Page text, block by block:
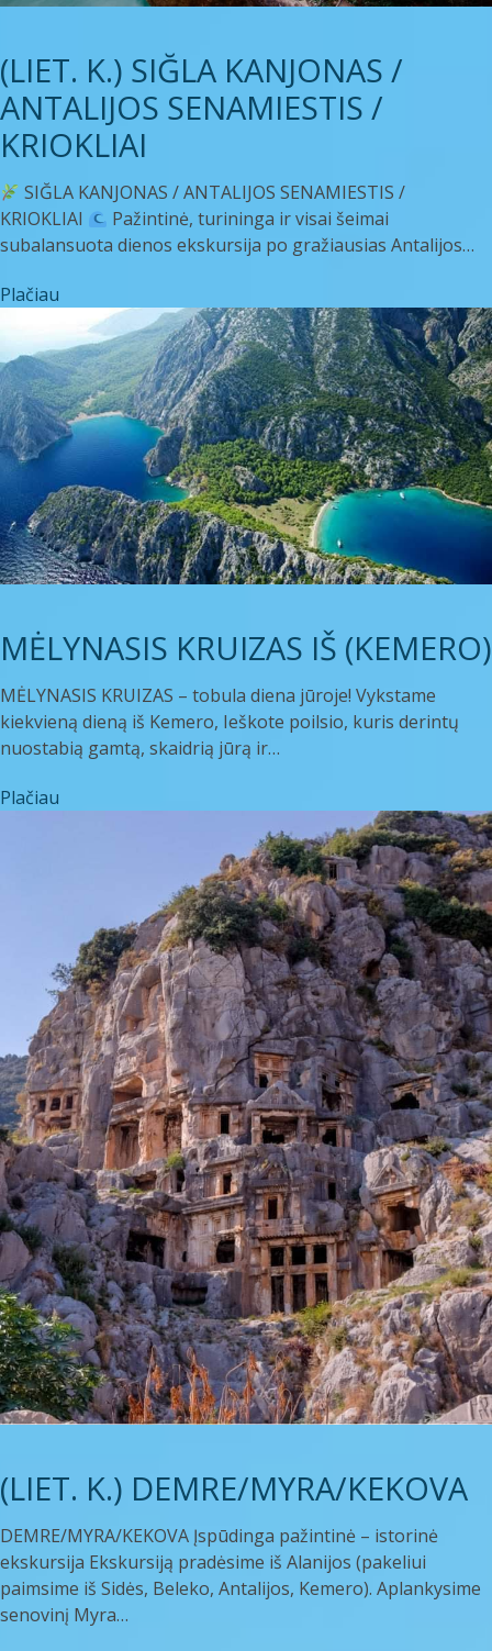
(LIET. K.) SIĞLA KANJONAS /
ANTALIJOS SENAMIESTIS /
KRIOKLIAI
SIĞLA KANJONAS / ANTALIJOS SENAMIESTIS /
KRIOKLIAI
Pažintinė, turininga ir visai šeimai
subalansuota dienos ekskursija po gražiausias Antalijos…
Plačiau
MĖLYNASIS KRUIZAS IŠ (KEMERO)
MĖLYNASIS KRUIZAS – tobula diena jūroje! Vykstame
kiekvieną dieną iš Kemero, Ieškote poilsio, kuris derintų
nuostabią gamtą, skaidrią jūrą ir…
Plačiau
(LIET. K.) DEMRE/MYRA/KEKOVA
DEMRE/MYRA/KEKOVA Įspūdinga pažintinė – istorinė
ekskursija Ekskursiją pradėsime iš Alanijos (pakeliui
paimsime iš Sidės, Beleko, Antalijos, Kemero). Aplankysime
senovinį Myra…